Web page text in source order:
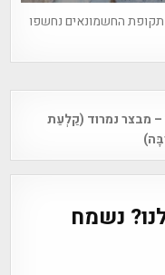
החשמונאים נחשפו
– מבצר נמרוד (קַלְעַת
נשמח